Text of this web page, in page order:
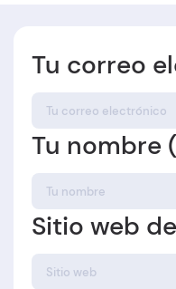
Tu correo
Tu nombre
Sitio web